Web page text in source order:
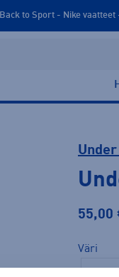
Back to Sport - Nike vaatteet
55,00
Väri